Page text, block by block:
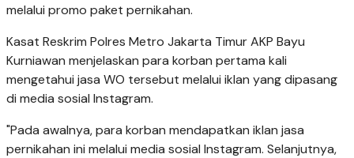
melalui promo paket pernikahan.
Kasat Reskrim Polres Metro Jakarta Timur AKP Bayu
Kurniawan menjelaskan para korban pertama kali
mengetahui jasa WO tersebut melalui iklan yang dipasang
di media sosial Instagram.
"Pada awalnya, para korban mendapatkan iklan jasa
pernikahan ini melalui media sosial Instagram. Selanjutnya,